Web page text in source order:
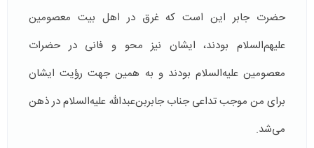
حضرت جابر این است که غرق در اهل بیت معصومین
عليهم‌السلام بودند، ایشان نیز محو و فانی در حضرات
معصومین علیه‌السلام بودند و به همین جهت رؤیت ایشان
برای من موجب تداعی جناب جابربن‌عبدالله علیه‌السلام در ذهن
می‌شد.